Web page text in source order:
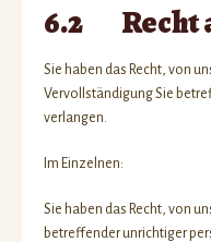
6.2 Recht
Sie haben das Recht, von
Vervollständigung Sie
verlangen.
Im Einzelnen:
Sie haben das Recht, von
betreffender unrichtiger